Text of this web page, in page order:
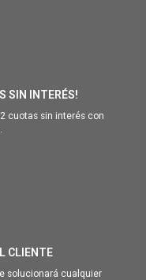
SIN INTERÉS!
cuotas sin interés con
CLIENTE
solucionará cualquier